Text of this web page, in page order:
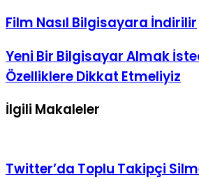
Film
Nasıl
İndirilir
Film Nasıl Bilgisayara İndirilir
Yeni
Bir
Bilgisayar
İstediğinizde
Hangi
Yeni Bir Bilgisayar Almak
Özelliklere Dikkat Etmeliyiz
İlgili Makaleler
Twitter’da Toplu Takipçi